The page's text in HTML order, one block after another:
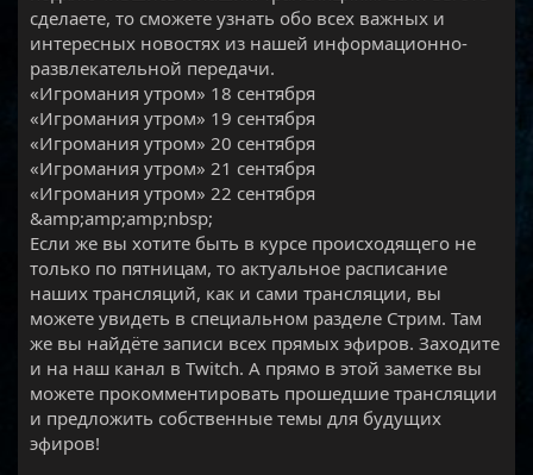
сделаете, то сможете узнать обо всех важных и
интересных новостях из нашей информационно-
развлекательной передачи.
«Игромания утром» 18 сентября
«Игромания утром» 19 сентября
«Игромания утром» 20 сентября
«Игромания утром» 21 сентября
«Игромания утром» 22 сентября
&amp;amp;amp;nbsp;
Если же вы хотите быть в курсе происходящего не
только по пятницам, то актуальное расписание
наших трансляций, как и сами трансляции, вы
можете увидеть в специальном разделе Стрим. Там
же вы найдёте записи всех прямых эфиров. Заходите
и на наш канал в Twitch. А прямо в этой заметке вы
можете прокомментировать прошедшие трансляции
и предложить собственные темы для будущих
эфиров!​